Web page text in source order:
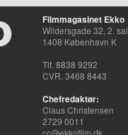
Filmmagasinet Ekko
Wildersgade 32, 2. sal
1408 København K
Tlf. 8838 9292
CVR. 3468 8443
Chefredaktør:
Claus Christensen
2729 0011
cc@ekkofilm.dk